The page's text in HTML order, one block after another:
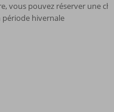
vous pouvez réserver une
hivernale